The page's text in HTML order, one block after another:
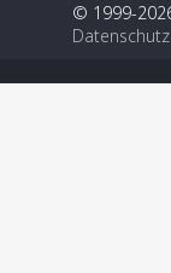
© 1999-
Datenschutz